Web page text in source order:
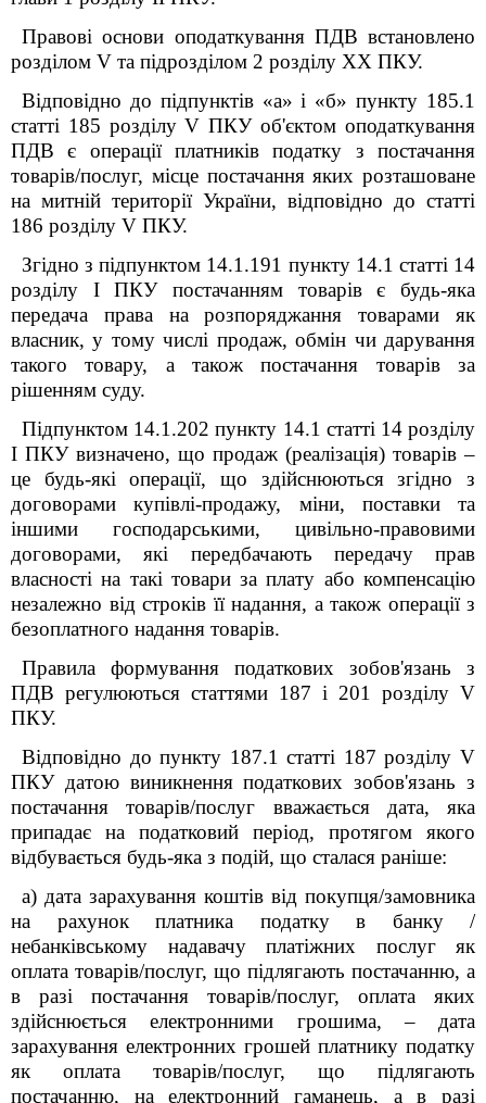
Правові основи оподаткування ПДВ встановлено
розділом V та підрозділом 2 розділу XX ПКУ.
Відповідно до підпунктів «а» і «б» пункту 185.1
статті 185 розділу V ПКУ об'єктом оподаткування
ПДВ є операції платників податку з постачання
товарів/послуг, місце постачання яких розташоване
на митній території України, відповідно до статті
186 розділу V ПКУ.
Згідно з підпунктом 14.1.191 пункту 14.1 статті 14
розділу І ПКУ постачанням товарів є будь-яка
передача права на розпоряджання товарами як
власник, у тому числі продаж, обмін чи дарування
такого товару, а також постачання товарів за
рішенням суду.
Підпунктом 14.1.202 пункту 14.1 статті 14 розділу
І ПКУ визначено, що продаж (реалізація) товарів –
це будь-які операції, що здійснюються згідно з
договорами купівлі-продажу, міни, поставки та
іншими господарськими, цивільно-правовими
договорами, які передбачають передачу прав
власності на такі товари за плату або компенсацію
незалежно від строків її надання, а також операції з
безоплатного надання товарів.
Правила формування податкових зобов'язань з
ПДВ регулюються статтями 187 і 201 розділу V
ПКУ.
Відповідно до пункту 187.1 статті 187 розділу V
ПКУ датою виникнення податкових зобов'язань з
постачання товарів/послуг вважається дата, яка
припадає на податковий період, протягом якого
відбувається будь-яка з подій, що сталася раніше:
а) дата зарахування коштів від покупця/замовника
на рахунок платника податку в банку /
небанківському надавачу платіжних послуг як
оплата товарів/послуг, що підлягають постачанню, а
в разі постачання товарів/послуг, оплата яких
здійснюється електронними грошима, – дата
зарахування електронних грошей платнику податку
як оплата товарів/послуг, що підлягають
постачанню, на електронний гаманець, а в разі